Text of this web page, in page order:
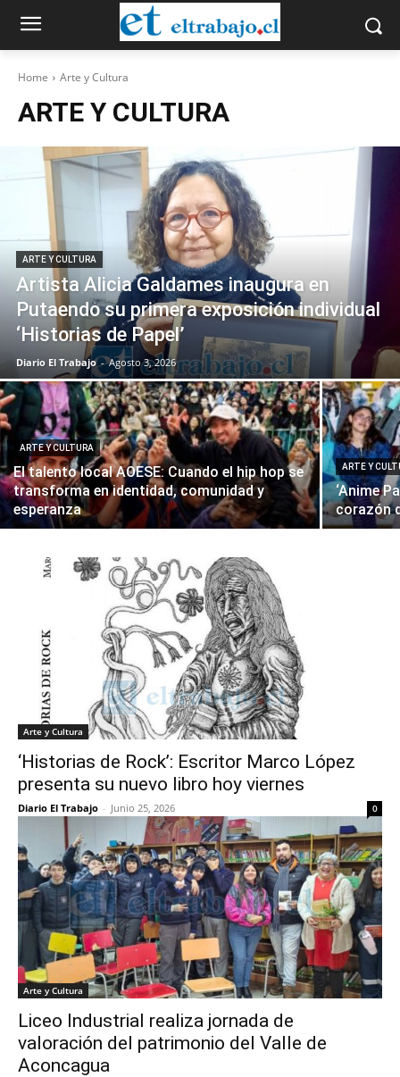
Home Arte y Cultura
ARTE Y CULTURA
ARTE Y CULTURA
Artista Alicia Galdames inaugura en
Putaendo su primera exposición individual
‘Historias de Papel’
Diario El Trabajo - Agosto 3, 2026
ARTE Y CULTURA
El talento local AOESE: Cuando el hip hop se
transforma en identidad, comunidad y
esperanza
ARTE Y
‘Anime
corazón
Arte y Cultura
‘Historias de Rock’: Escritor Marco López
presenta su nuevo libro hoy viernes
Diario El Trabajo - Junio 25, 2026 0
Arte y Cultura
Liceo Industrial realiza jornada de
valoración del patrimonio del Valle de
Aconcagua